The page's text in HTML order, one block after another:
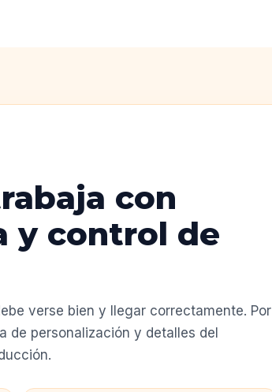
con
y control de
verse bien y llegar correctamente. Por
de personalización y detalles del